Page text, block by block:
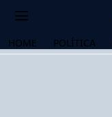
HOME POLÍTICA